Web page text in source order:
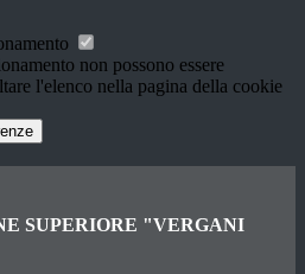
non possono essere
l'elenco nella pagina della cookie
SUPERIORE "VERGANI